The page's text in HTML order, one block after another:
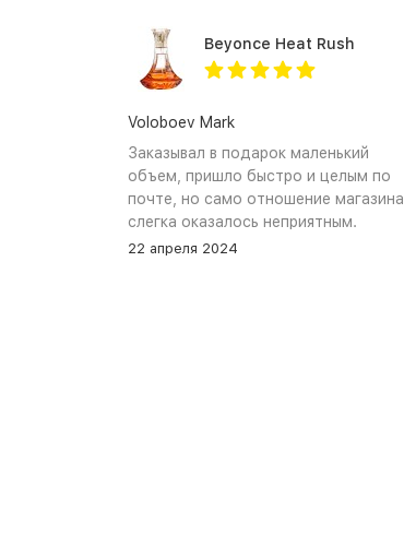
find it again.
Beyonce Heat Rush
Voloboev Mark
Заказывал в подарок маленький
объем, пришло быстро и целым по
почте, но само отношение магазина
слегка оказалось неприятным.
Сначала обещали связться, но
22 апреля 2024